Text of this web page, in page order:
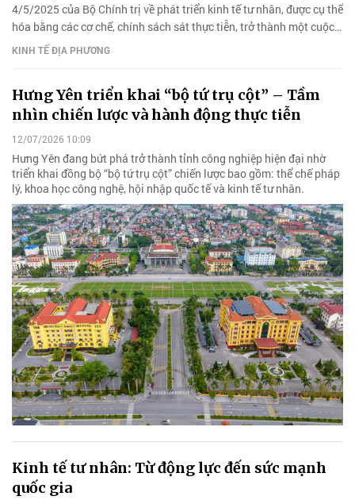
4/5/2025 của Bộ Chính trị về phát triển kinh tế tư nhân, được cụ thể
hóa bằng các cơ chế, chính sách sát thực tiễn, trở thành một cuộc
cách mạng trong tư duy quản lý.
KINH TẾ ĐỊA PHƯƠNG
Hưng Yên triển khai “bộ tứ trụ cột” – Tầm
nhìn chiến lược và hành động thực tiễn
12/07/2026 10:09
Hưng Yên đang bứt phá trở thành tỉnh công nghiệp hiện đại nhờ
triển khai đồng bộ “bộ tứ trụ cột” chiến lược bao gồm: thể chế pháp
lý, khoa học công nghệ, hội nhập quốc tế và kinh tế tư nhân.
Kinh tế tư nhân: Từ động lực đến sức mạnh
quốc gia